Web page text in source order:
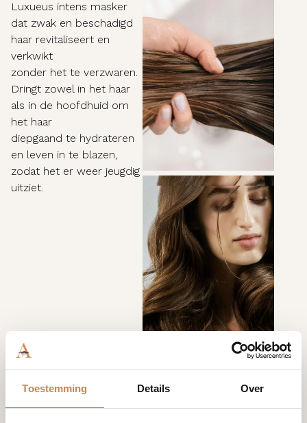
Toestemming Details Over
Luxueus intens masker
dat zwak en beschadigd
haar revitaliseert en
verkwikt
zonder het te verzwaren.
Dringt zowel in het haar
als in de hoofdhuid om
het haar
diepgaand te hydrateren
en leven in te blazen,
zodat het er weer jeugdig
uitziet.